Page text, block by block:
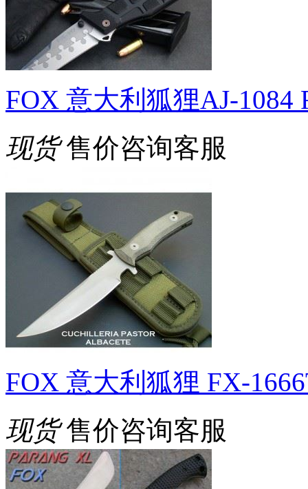
FOX 意大利狐狸AJ-1084
现货 售价咨询客服
FOX 意大利狐狸 FX-
现货 售价咨询客服